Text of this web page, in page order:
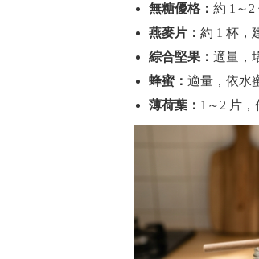
無糖優格： 約 1～2
燕麥片： 約 1 杯，
綜合堅果： 適量，
蜂蜜： 適量，依水
薄荷葉： 1～2 片，